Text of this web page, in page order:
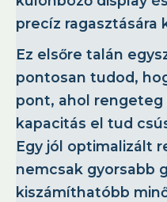
precíz ragasztására
Ez elsőre talán
pontosan tudod,
pont, ahol rengeteg
kapacitás el tud
Egy jól optimalizált
nemcsak gyorsabb
kiszámíthatóbb